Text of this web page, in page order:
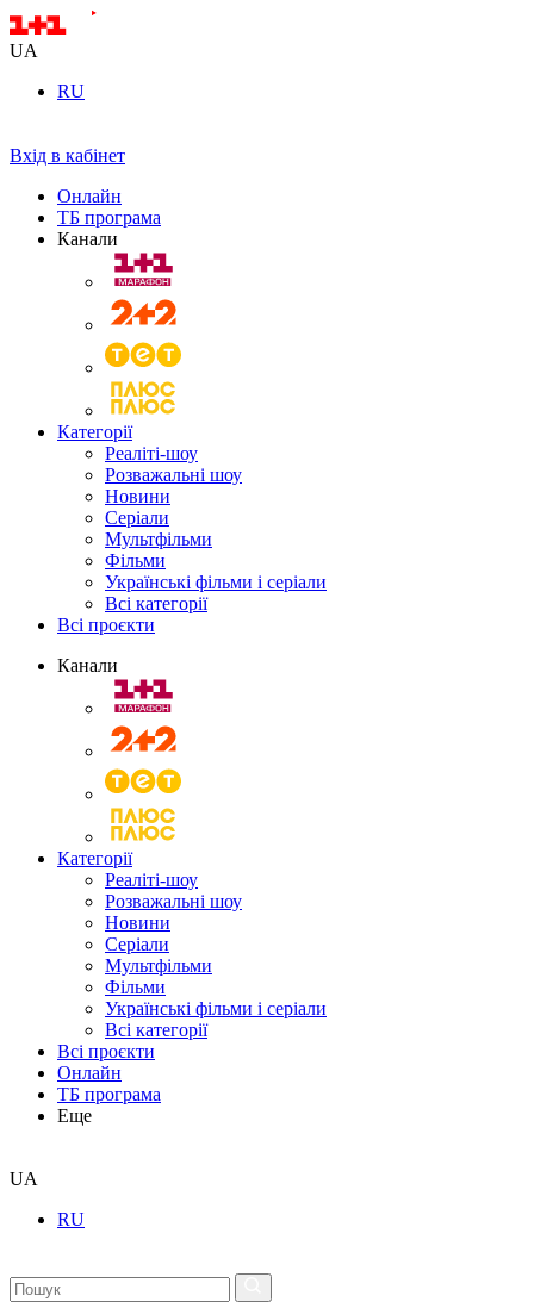
UA
RU
Вхід в кабінет
Онлайн
ТБ програма
Канали
Категорії
Реаліті-шоу
Розважальні шоу
Новини
Серіали
Мультфільми
Фільми
Українські фільми і серіали
Всі категорії
Всі проєкти
Канали
Категорії
Реаліті-шоу
Розважальні шоу
Новини
Серіали
Мультфільми
Фільми
Українські фільми і серіали
Всі категорії
Всі проєкти
Онлайн
ТБ програма
Еще
UA
RU